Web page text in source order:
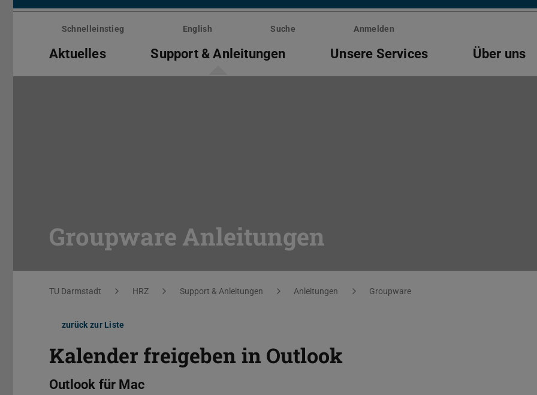
Menü
überspringenSchnelleinstieg English Suche Anmelden
Aktuelles Support & Anleitungen Unsere Services Über uns
Groupware Anleitungen
Sie befinden sich hier:
TU Darmstadt HRZ Support & Anleitungen Anleitungen Groupware
zurück zur Liste
Kalender freigeben in Outlook
Outlook für Mac